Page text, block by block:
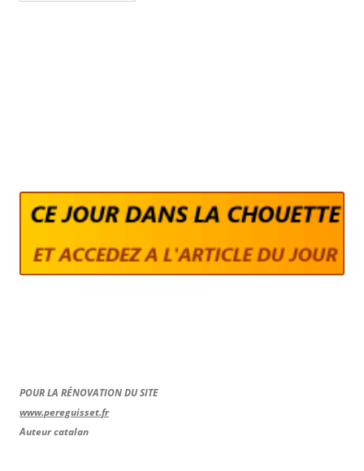
POUR LA RÉNOVATION DU SITE
www.pereguisset.fr
Auteur catalan